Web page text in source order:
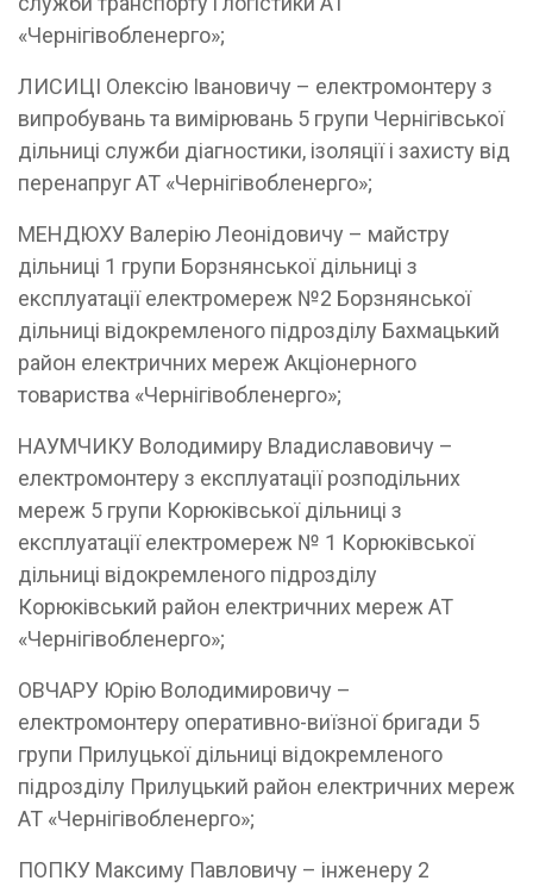
«Чернігівобленерго»;
ЛИСИЦІ Олексію Івановичу – електромонтеру з
випробувань та вимірювань 5 групи Чернігівської
дільниці служби діагностики, ізоляції і захисту від
перенапруг АТ «Чернігівобленерго»;
МЕНДЮХУ Валерію Леонідовичу – майстру
дільниці 1 групи Борзнянської дільниці з
експлуатації електромереж №2 Борзнянської
дільниці відокремленого підрозділу Бахмацький
район електричних мереж Акціонерного
товариства «Чернігівобленерго»;
НАУМЧИКУ Володимиру Владиславовичу –
електромонтеру з експлуатації розподільних
мереж 5 групи Корюківської дільниці з
експлуатації електромереж № 1 Корюківської
дільниці відокремленого підрозділу
Корюківський район електричних мереж АТ
«Чернігівобленерго»;
ОВЧАРУ Юрію Володимировичу –
електромонтеру оперативно-виїзної бригади 5
групи Прилуцької дільниці відокремленого
підрозділу Прилуцький район електричних мереж
АТ «Чернігівобленерго»;
ПОПКУ Максиму Павловичу – інженеру 2